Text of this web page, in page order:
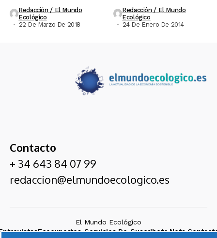
Redacción / El Mundo
Ecológico
22 De Marzo De 2018
Redacción / El Mundo
Ecológico
24 De Enero De 2014
Contacto
+ 34 643 84 07 99
redaccion@elmundoecologico.es
El Mundo Ecológico
Ecoexpertos Servicios De Suscríbete Nota